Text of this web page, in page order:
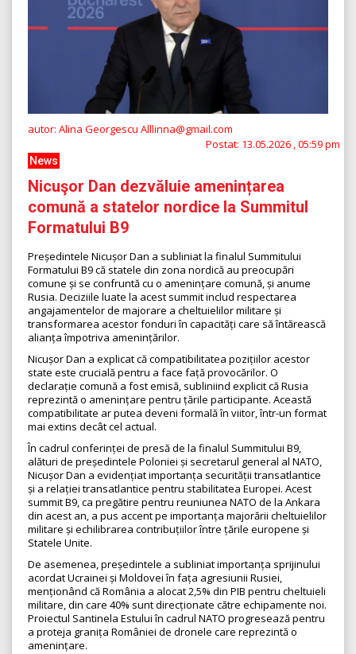
autor: Alina Georgescu Alllinna@gmail.com
Postat: 13.05.2026 , 05:59 pm
News
Nicuşor Dan dezvăluie amenințarea
comună a statelor nordice la Summitul
Formatului B9
Președintele Nicușor Dan a subliniat la finalul Summitului
Formatului B9 că statele din zona nordică au preocupări
comune și se confruntă cu o amenințare comună, și anume
Rusia. Deciziile luate la acest summit includ respectarea
angajamentelor de majorare a cheltuielilor militare și
transformarea acestor fonduri în capacități care să întărească
alianța împotriva amenințărilor.
Nicușor Dan a explicat că compatibilitatea pozițiilor acestor
state este crucială pentru a face față provocărilor. O
declarație comună a fost emisă, subliniind explicit că Rusia
reprezintă o amenințare pentru țările participante. Această
compatibilitate ar putea deveni formală în viitor, într-un format
mai extins decât cel actual.
În cadrul conferinței de presă de la finalul Summitului B9,
alături de președintele Poloniei și secretarul general al NATO,
Nicușor Dan a evidențiat importanța securității transatlantice
și a relației transatlantice pentru stabilitatea Europei. Acest
summit B9, ca pregătire pentru reuniunea NATO de la Ankara
din acest an, a pus accent pe importanța majorării cheltuielilor
militare și echilibrarea contribuțiilor între țările europene și
Statele Unite.
De asemenea, președintele a subliniat importanța sprijinului
acordat Ucrainei și Moldovei în fața agresiunii Rusiei,
menționând că România a alocat 2,5% din PIB pentru cheltuieli
militare, din care 40% sunt direcționate către echipamente noi.
Proiectul Santinela Estului în cadrul NATO progresează pentru
a proteja granița României de dronele care reprezintă o
amenințare.